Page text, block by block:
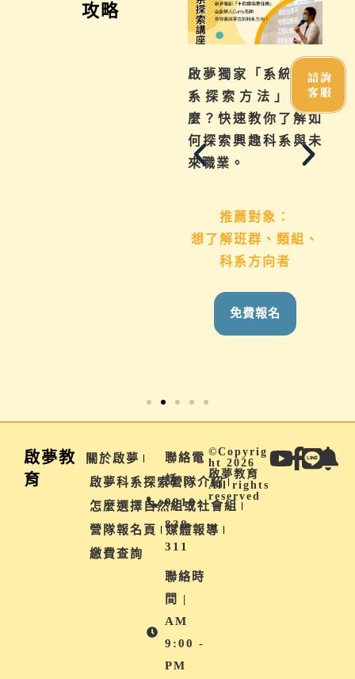
攻略
啟夢獨家「系統化科
系探索方法」是什
麼？快速教你了解如
何探索興趣科系與未
來職業。
推薦對象：
想了解班群、類組、
科系方向者
免費報名
啟夢教
育
關於啟夢
啟夢科系探索營隊介紹
怎麼選擇自然組或社會組
營隊報名頁
媒體報導
繳費查詢
聯絡電
話 |
0910-
838-
311
聯絡時
間 |
AM
9:00 -
PM
©Copyrig
ht 2026
啟夢教育
All rights
reserved
諮詢
客服